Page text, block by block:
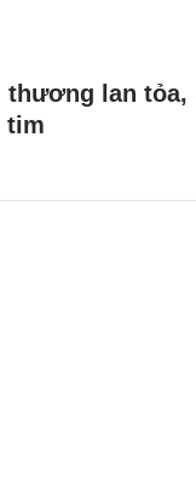
thương lan tỏa,
tim